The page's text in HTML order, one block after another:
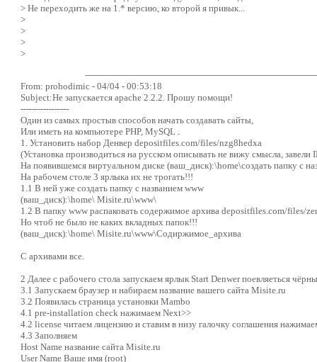
> Не переходить же на 1.* версию, ко второй я привык...
>
>
>
>
From: prohodimic - 04/04 - 00:53:18
Subject:Не запускается apache 2.2.2. Прошу помощи!
-----------------
Один из самых простыв способов начать создавать сайты,
Или иметь на компьютере PHP, MySQL .
1. Установить набор Денвер depositfiles.com/files/nzg8hedxa
(Установка производиться на русском описывать не вижу смысла,
На появившемся виртуальном диске (ваш_диск):\home\создать папку с
На рабочем столе 3 ярлыка их не трогать!!!
1.1 В ней уже создать папку с названием www
(ваш_диск):\home\ Misite.ru\www\
1.2 В папку www распаковать содержимое архива depositfiles.com/files/
Но чтоб не было не каких вкладных папок!!!
(ваш_диск):\home\ Misite.ru\www\Содиржимое_архива
С архивами все.
2 Далее с рабочего стола запускаем ярлык Start Denwer поевляеться
3.1 Запускаем браузер и набираем название вашего сайта Misite.ru
3.2 Появилась страница установки Mambo
4.1 pre-installation check нажимаем Next>>
4.2 license читаем лицензию и ставим в низу галочку соглашения
4.3 Заполняем
Host Name название сайта Misite.ru
User Name Ваше имя (root)